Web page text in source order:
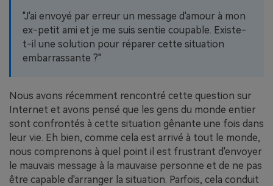
"J'ai envoyé par erreur un message d'amour à mon
ex-petit ami et je me suis sentie coupable. Existe-
t-il une solution pour réparer cette situation
embarrassante ?"
Nous avons récemment rencontré cette question sur
Internet et avons pensé que les gens du monde entier
sont confrontés à cette situation gênante une fois dans
leur vie. Eh bien, comme cela est arrivé à tout le monde,
nous comprenons à quel point il est frustrant d'envoyer
le mauvais message à la mauvaise personne et de ne pas
être capable d'arranger la situation. Parfois, cela conduit